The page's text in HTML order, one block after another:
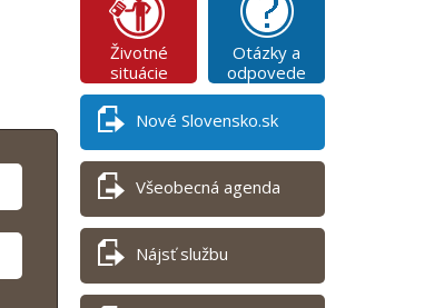
Životné
situácie
Otázky a
odpovede
Nové Slovensko.sk
Všeobecná agenda
Nájsť službu